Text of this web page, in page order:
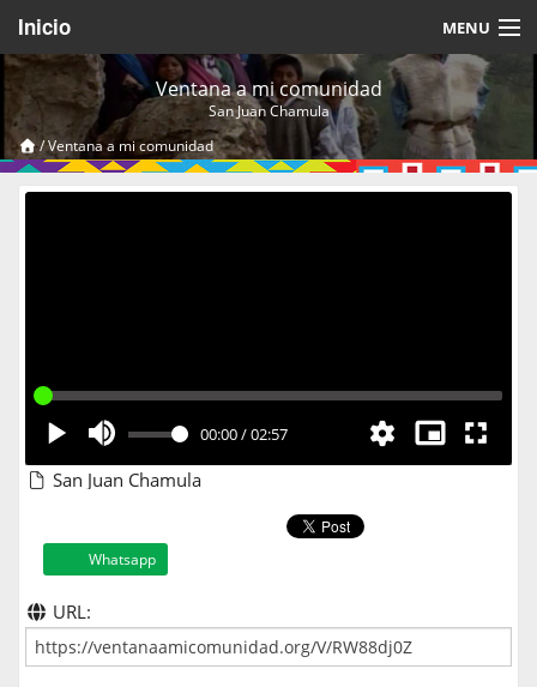
Inicio MENU
Acerca de
Videos Temáticos
Cerrar Sesión
Ventana a mi comunidad
San Juan Chamula
/Ventana a mi comunidad
00:00/02:57
San Juan Chamula
Whatsapp
URL: